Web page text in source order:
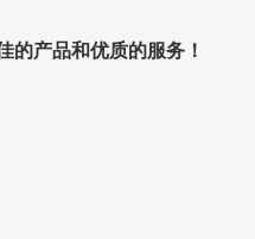
的产品和优质的服务！